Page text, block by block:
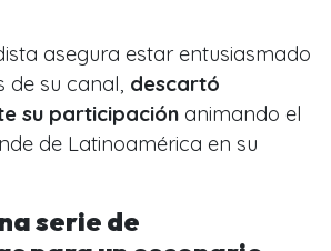
asegura estar entusiasmado
de su canal, descartó
su participación animando el
de Latinoamérica en su
serie de